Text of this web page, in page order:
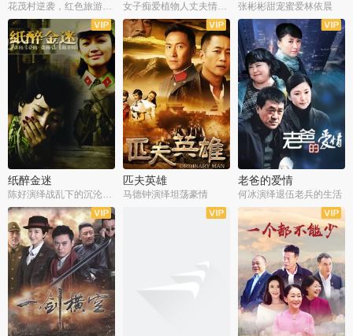
花茂村逆袭，红色旅游出圈 女子痴爱植物人丈夫情定一生
张彬彬甜宠蜜爱林依晨
全42集
纸醉金迷
全35集
匹夫英雄
马德钟演绎坦荡豪情
全32集
老爸的爱情
何冰演绎退伍老兵的生活
全40集
全36集